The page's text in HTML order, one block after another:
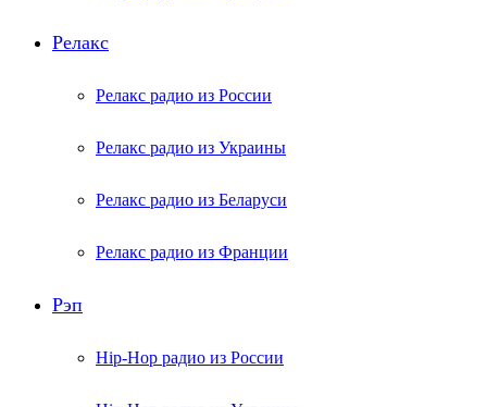
Релакс
Релакс радио из России
Релакс радио из Украины
Релакс радио из Беларуси
Релакс радио из Франции
Рэп
Hip-Hop радио из России